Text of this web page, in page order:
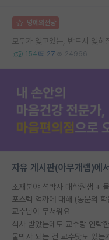
명예의전당
모두가 잊고있는, 반드시 잊혀
154 27 24966
자유 게시판(아무개랩)에
소재분야 석박사 대학원생 +
교수님이 무서워요
석사 받았는데도 교수랑 연락
물박사 되는 건 교수탓도 있는